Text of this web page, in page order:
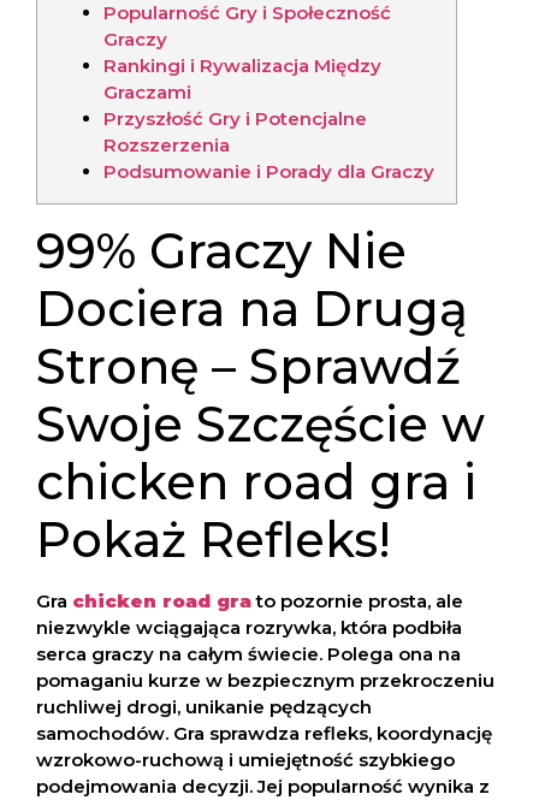
Popularność Gry i Społeczność
Graczy
Rankingi i Rywalizacja Między
Graczami
Przyszłość Gry i Potencjalne
Rozszerzenia
Podsumowanie i Porady dla Graczy
99% Graczy Nie
Dociera na Drugą
Stronę – Sprawdź
Swoje Szczęście w
chicken road gra i
Pokaż Refleks!
Gra chicken road grato pozornie prosta, ale
niezwykle wciągająca rozrywka, która podbiła
serca graczy na całym świecie. Polega ona na
pomaganiu kurze w bezpiecznym przekroczeniu
ruchliwej drogi, unikanie pędzących
samochodów. Gra sprawdza refleks, koordynację
wzrokowo-ruchową i umiejętność szybkiego
podejmowania decyzji. Jej popularność wynika z